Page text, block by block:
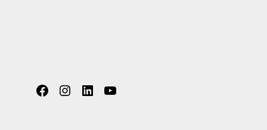
Facebook
Instagram
LinkedInYouTube